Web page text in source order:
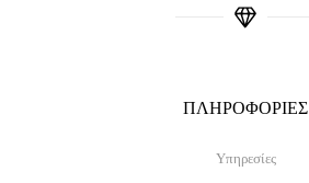
ΠΛΗΡΟΦΟΡΙΕΣ
Υπηρεσίες